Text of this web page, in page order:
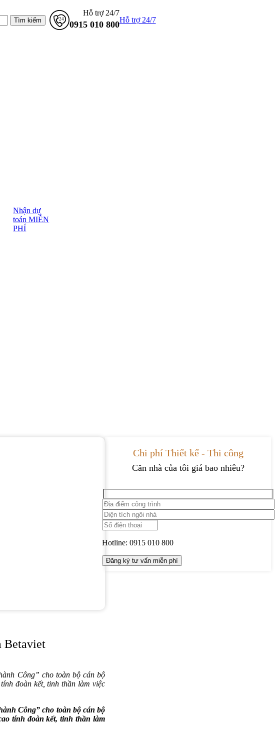
Hỗ trợ 24/7
0915 010 800Hỗ trợ 24/7
Nhận dự
toán MIỄN
PHÍ
Betaviet
Công” cho toàn bộ cán bộ
đoàn kết, tinh thần làm việc
Công” cho toàn bộ cán bộ
tính đoàn kết, tinh thần làm
Chi phí Thiết kế - Thi công
Căn nhà của tôi giá bao nhiêu?
Hotline: 0915 010 800